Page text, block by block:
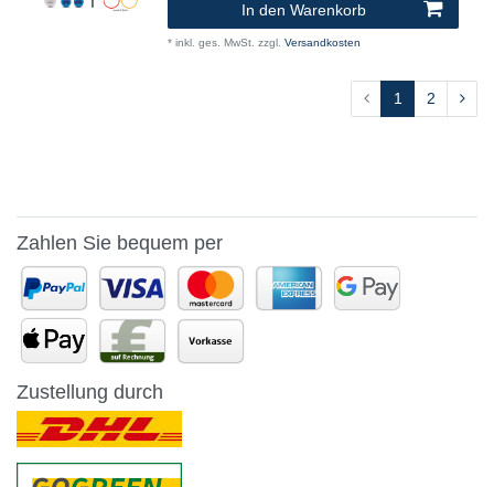
In den Warenkorb
* inkl. ges. MwSt. zzgl. Versandkosten
1 2
Zahlen Sie bequem per
Zustellung durch